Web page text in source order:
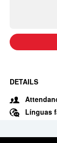
DETAILS
Línguas